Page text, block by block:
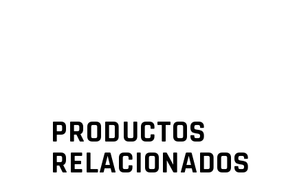
PRODUCTOS
RELACIONADOS